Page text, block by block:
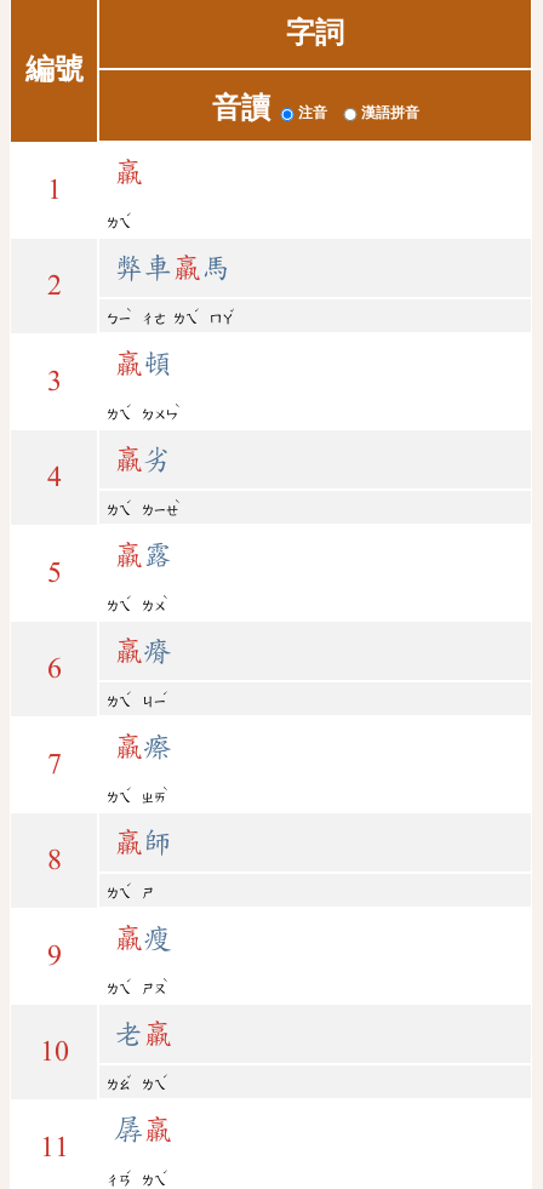
編號
字詞
音讀 注音 漢語拼音
1
羸
ㄌㄟ
ˊ
2
弊車 羸 馬
ㄅㄧ
ˋ
ㄔㄜ ㄌㄟ
ˊ
ㄇㄚ
ˇ
3
羸頓
ㄌㄟ
ˊ
ㄉㄨㄣ
ˋ
4
羸劣
ㄌㄟ
ˊ
ㄌㄧㄝ
ˋ
5
羸 露
ㄌㄟ
ˊ
ㄌㄨ
ˋ
6
羸瘠
ㄌㄟ
ˊ
ㄐㄧ
ˊ
7
羸瘵
ㄌㄟ
ˊ
ㄓㄞ
ˋ
8
羸 師
ㄌㄟ
ˊ
ㄕ
9
羸瘦
ㄌㄟ
ˊ
ㄕㄡ
ˋ
10
老 羸
ㄌㄠ
ˇ
ㄌㄟ
ˊ
11
孱 羸
ㄔㄢ
ˊ
ㄌㄟ
ˊ